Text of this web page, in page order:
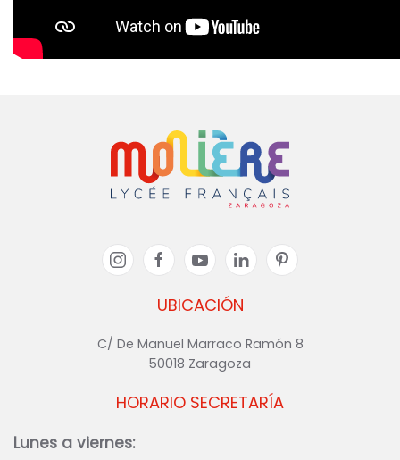
UBICACIÓN
C/ De Manuel Marraco Ramón 8
50018 Zaragoza
HORARIO SECRETARÍA
Lunes a viernes: